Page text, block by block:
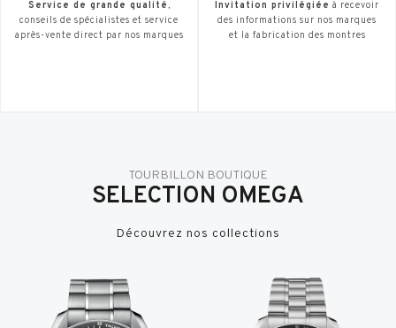
Service de grande qualité,
conseils de spécialistes et service
après-vente direct par nos marques
Invitation privilégiée à recevoir
des informations sur nos marques
et la fabrication des montres
TOURBILLON BOUTIQUE
SELECTION OMEGA
Découvrez nos collections